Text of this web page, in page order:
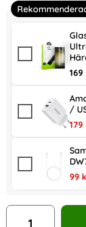
/
rea
rea
99
antal